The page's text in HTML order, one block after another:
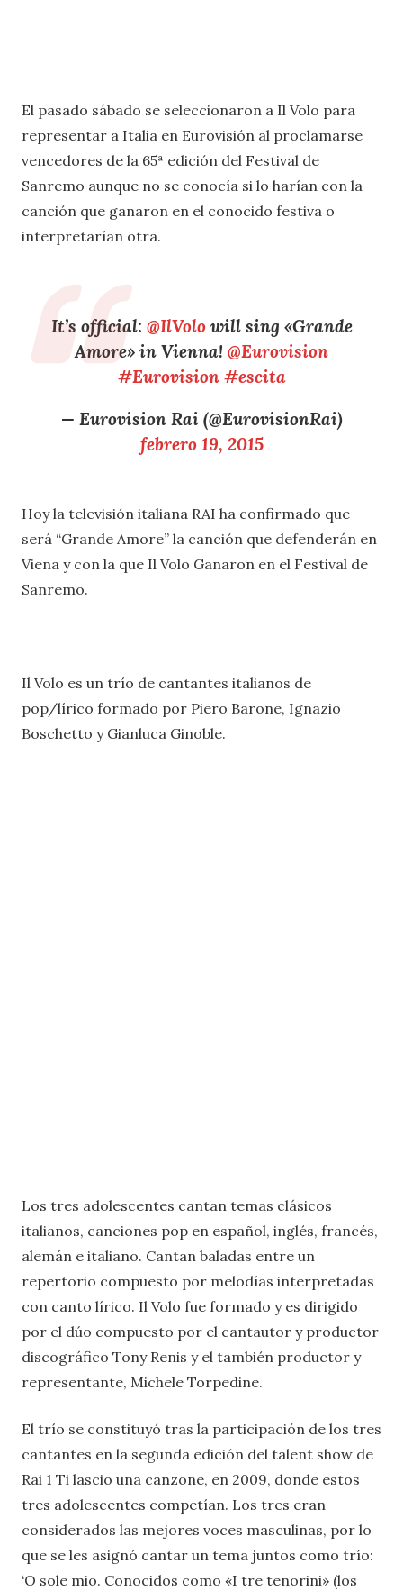
El pasado sábado se seleccionaron a Il Volo para
representar a Italia en Eurovisión al proclamarse
vencedores de la 65ª edición del Festival de
Sanremo aunque no se conocía si lo harían con la
canción que ganaron en el conocido festiva o
interpretarían otra.
It’s official: @IlVolowill sing «Grande
Amore» in Vienna! @Eurovision
#Eurovision #escita
— Eurovision Rai (@EurovisionRai)
febrero 19, 2015
Hoy la televisión italiana RAI ha confirmado que
será “Grande Amore” la canción que defenderán en
Viena y con la que Il Volo Ganaron en el Festival de
Sanremo.
Il Volo es un trío de cantantes italianos de
pop/lírico formado por Piero Barone, Ignazio
Boschetto y Gianluca Ginoble.
Los tres adolescentes cantan temas clásicos
italianos, canciones pop en español, inglés, francés,
alemán e italiano. Cantan baladas entre un
repertorio compuesto por melodías interpretadas
con canto lírico. Il Volo fue formado y es dirigido
por el dúo compuesto por el cantautor y productor
discográfico Tony Renis y el también productor y
representante, Michele Torpedine.
El trío se constituyó tras la participación de los tres
cantantes en la segunda edición del talent show de
Rai 1 Ti lascio una canzone, en 2009, donde estos
tres adolescentes competían. Los tres eran
considerados las mejores voces masculinas, por lo
que se les asignó cantar un tema juntos como trío:
‘O sole mio. Conocidos como «I tre tenorini» (los